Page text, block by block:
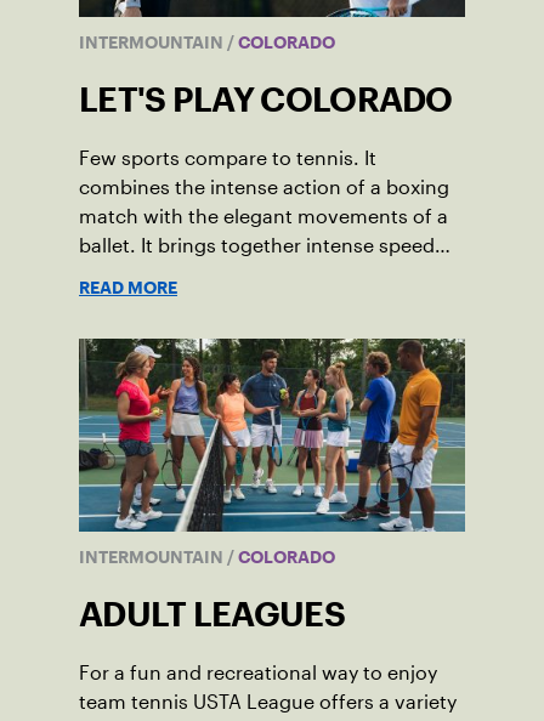
INTERMOUNTAIN / COLORADO
LET'S PLAY COLORADO
Few sports compare to tennis. It
combines the intense action of a boxing
match with the elegant movements of a
ballet. It brings together intense speed
workout.
READ MORE
INTERMOUNTAIN / COLORADO
ADULT LEAGUES
For a fun and recreational way to enjoy
team tennis USTA League offers a variety